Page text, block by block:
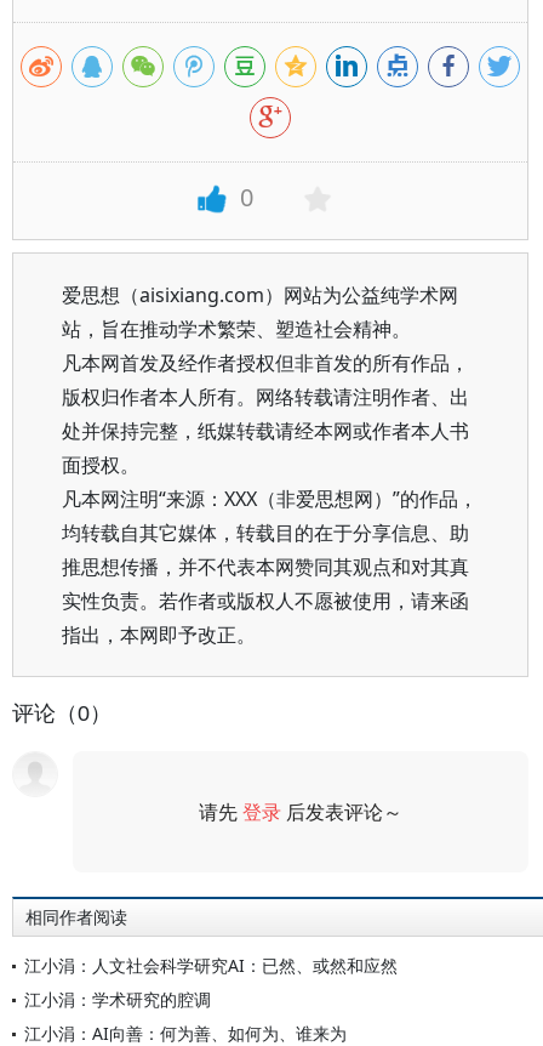
0
爱思想（aisixiang.com）网站为公益纯学术网
站，旨在推动学术繁荣、塑造社会精神。
凡本网首发及经作者授权但非首发的所有作品，
版权归作者本人所有。网络转载请注明作者、出
处并保持完整，纸媒转载请经本网或作者本人书
面授权。
凡本网注明“来源：XXX（非爱思想网）”的作品，
均转载自其它媒体，转载目的在于分享信息、助
推思想传播，并不代表本网赞同其观点和对其真
实性负责。若作者或版权人不愿被使用，请来函
指出，本网即予改正。
评论（0）
请先登录 后发表评论～
相同作者阅读
江小涓：人文社会科学研究AI：已然、或然和应然
江小涓：学术研究的腔调
江小涓：AI向善：何为善、如何为、谁来为